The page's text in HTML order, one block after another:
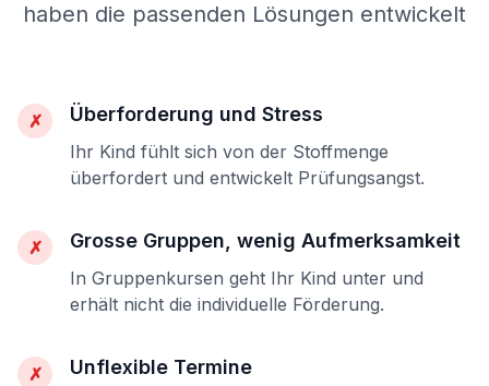
haben die passenden Lösungen entwickelt
✗ Überforderung und Stress
Ihr Kind fühlt sich von der Stoffmenge
überfordert und entwickelt Prüfungsangst.
✗ Grosse Gruppen, wenig Aufmerksamkeit
In Gruppenkursen geht Ihr Kind unter und
erhält nicht die individuelle Förderung.
✗ Unflexible Termine